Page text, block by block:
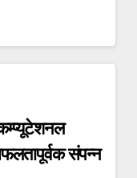
संपन्न